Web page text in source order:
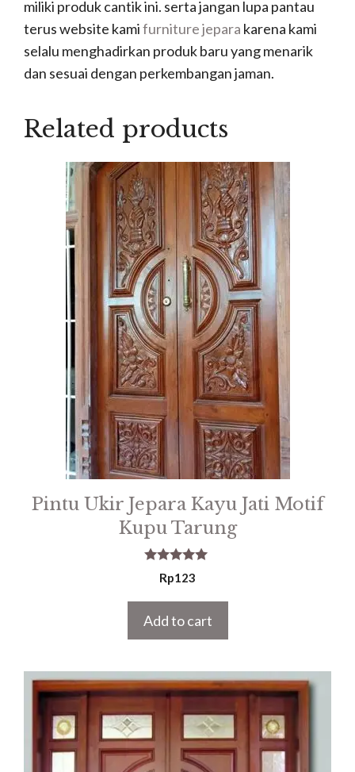
miliki produk cantik ini. serta jangan lupa pantau
terus website kamifurniture jepara karena kami
selalu menghadirkan produk baru yang menarik
dan sesuai dengan perkembangan jaman.
Related products
Pintu Ukir Jepara Kayu Jati Motif
Kupu Tarung
5.00
out of 5
Rp123
Add to cart